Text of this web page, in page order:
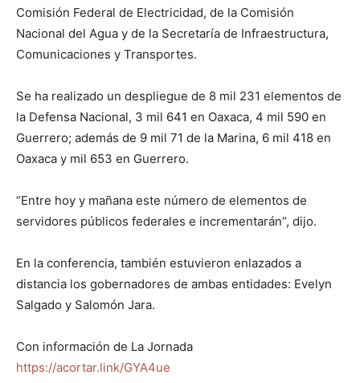
Comisión Federal de Electricidad, de la Comisión
Nacional del Agua y de la Secretaría de Infraestructura,
Comunicaciones y Transportes.
Se ha realizado un despliegue de 8 mil 231 elementos de
la Defensa Nacional, 3 mil 641 en Oaxaca, 4 mil 590 en
Guerrero; además de 9 mil 71 de la Marina, 6 mil 418 en
Oaxaca y mil 653 en Guerrero.
“Entre hoy y mañana este número de elementos de
servidores públicos federales e incrementarán”, dijo.
En la conferencia, también estuvieron enlazados a
distancia los gobernadores de ambas entidades: Evelyn
Salgado y Salomón Jara.
Con información de La Jornada
https://acortar.link/GYA4ue